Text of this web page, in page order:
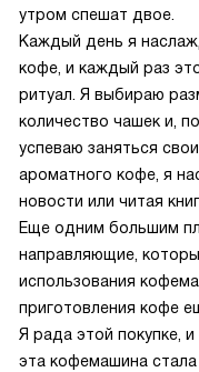
утром спешат двое.
Каждый день я
кофе, и каждый раз
ритуал. Я выбираю
количество чашек и,
успеваю заняться
ароматного кофе, я
новости или читая
Еще одним большим
направляющие,
использования
приготовления кофе
Я рада этой покупке,
эта кофемашина